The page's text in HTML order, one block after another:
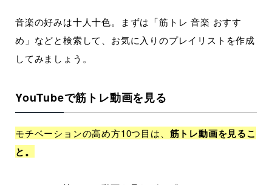
音楽の好みは十人十色。まずは「筋トレ 音楽 おすす
め」などと検索して、お気に入りのプレイリストを作成
してみましょう。
YouTubeで筋トレ動画を見る
モチベーションの高め方10つ目は、 筋トレ動画を見るこ
と。